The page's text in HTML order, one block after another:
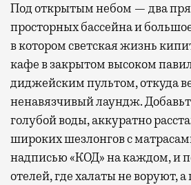
Под открытым небом — два
просторных бассейна и
в котором светская жизнь
кафе в закрытом высоком
диджейским пультом, откуда
ненавязчивый лаундж.
голубой воды, аккуратно
широких шезлонгов с
надписью «КОД» на каждом, и
отелей, где халаты не воруют,